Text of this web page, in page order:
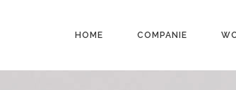
HOME COMPANIE